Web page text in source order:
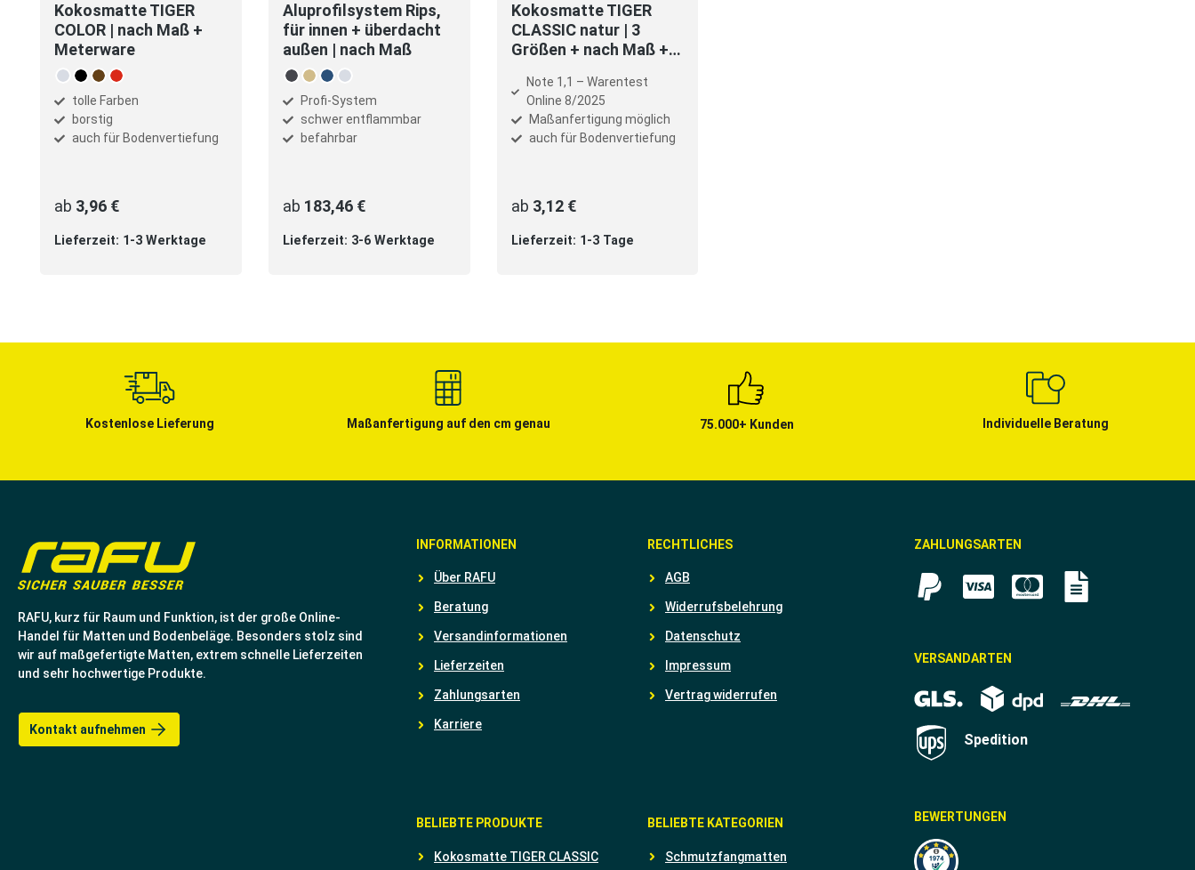
Kokosmatte TIGER
COLOR | nach Maß +
Meterware
Farbe auswählen
grauschwarz
braun
rot
tolle Farben
borstig
auch für Bodenvertiefung
ab 3,96 €
Lieferzeit: 1-3 Werktage
Aluprofilsystem Rips,
für innen + überdacht
außen | nach Maß
Farbe auswählen
anthrazit
beige-meliert
blau-meliert
hellgrau
Profi-System
schwer entflammbar
befahrbar
ab 183,46 €
Lieferzeit: 3-6 Werktage
Kokosmatte TIGER
CLASSIC natur | 3
Größen + nach Maß +
Note 1,1 – Warentest
Online 8/2025
Maßanfertigung möglich
auch für Bodenvertiefung
ab 3,12 €
Lieferzeit: 1-3 Tage
Kostenlose Lieferung Maßanfertigung auf den cm genau 75.000+ Kunden Individuelle Beratung
RAFU, kurz für Raum und Funktion, ist der große Online-
Handel für Matten und Bodenbeläge. Besonders stolz sind
wir auf maßgefertigte Matten, extrem schnelle Lieferzeiten
und sehr hochwertige Produkte.
Kontakt aufnehmen
INFORMATIONEN
Über RAFU
Beratung
Versandinformationen
Lieferzeiten
Zahlungsarten
Karriere
BELIEBTE PRODUKTE
Kokosmatte TIGER CLASSIC
RECHTLICHES
AGB
Widerrufsbelehrung
Datenschutz
Impressum
Vertrag widerrufen
BELIEBTE KATEGORIEN
Schmutzfangmatten
ZAHLUNGSARTEN
VERSANDARTEN
Spedition
BEWERTUNGEN